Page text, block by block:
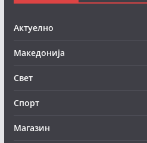
Актуелно
Македонија
Свет
Спорт
Магазин